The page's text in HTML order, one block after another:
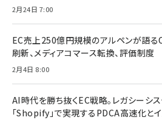
2月24日 7:00
EC売上250億円規模のアルペンが語
刷新、メディアコマース転換、評価制度
2月4日 8:00
AI時代を勝ち抜くEC戦略。レガシーシス
「Shopify」で実現するPDCA高速化と